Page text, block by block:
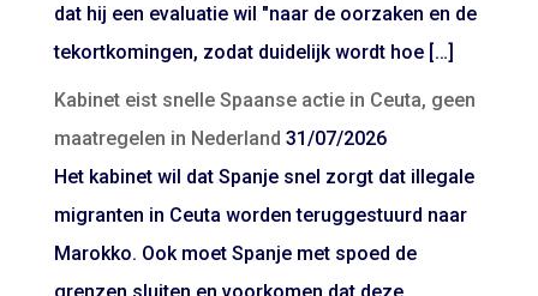
dat hij een evaluatie wil "naar de oorzaken en de
tekortkomingen, zodat duidelijk wordt hoe […]
Kabinet eist snelle Spaanse actie in Ceuta, geen
maatregelen in Nederland 31/07/2026
Het kabinet wil dat Spanje snel zorgt dat illegale
migranten in Ceuta worden teruggestuurd naar
Marokko. Ook moet Spanje met spoed de
grenzen sluiten en voorkomen dat deze